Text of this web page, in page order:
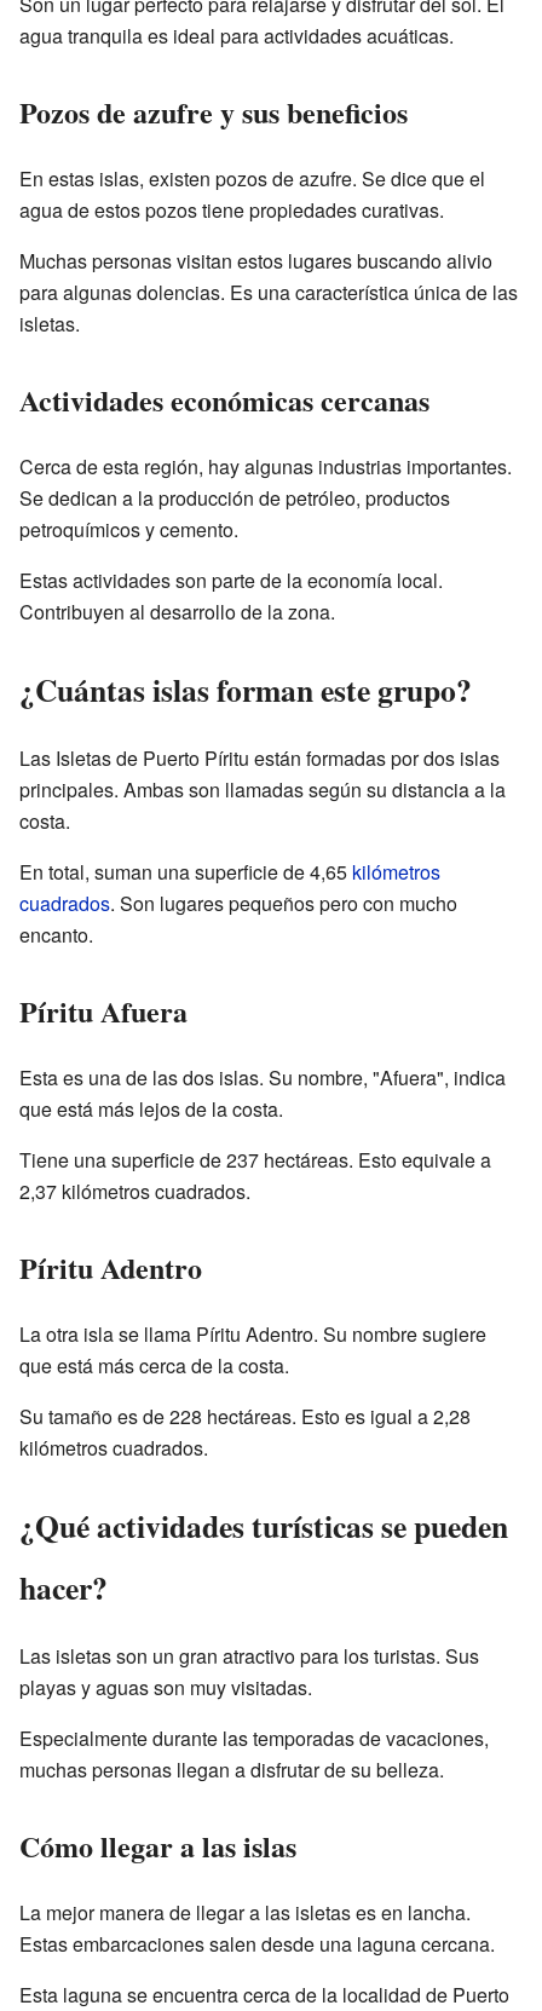
agua tranquila es ideal para actividades acuáticas.
Pozos de azufre y sus beneficios
En estas islas, existen pozos de azufre. Se dice que el
agua de estos pozos tiene propiedades curativas.
Muchas personas visitan estos lugares buscando alivio
para algunas dolencias. Es una característica única de las
isletas.
Actividades económicas cercanas
Cerca de esta región, hay algunas industrias importantes.
Se dedican a la producción de petróleo, productos
petroquímicos y cemento.
Estas actividades son parte de la economía local.
Contribuyen al desarrollo de la zona.
¿Cuántas islas forman este grupo?
Las Isletas de Puerto Píritu están formadas por dos islas
principales. Ambas son llamadas según su distancia a la
costa.
En total, suman una superficie de 4,65 kilómetros
cuadrados. Son lugares pequeños pero con mucho
encanto.
Píritu Afuera
Esta es una de las dos islas. Su nombre, "Afuera", indica
que está más lejos de la costa.
Tiene una superficie de 237 hectáreas. Esto equivale a
2,37 kilómetros cuadrados.
Píritu Adentro
La otra isla se llama Píritu Adentro. Su nombre sugiere
que está más cerca de la costa.
Su tamaño es de 228 hectáreas. Esto es igual a 2,28
kilómetros cuadrados.
¿Qué actividades turísticas se pueden
hacer?
Las isletas son un gran atractivo para los turistas. Sus
playas y aguas son muy visitadas.
Especialmente durante las temporadas de vacaciones,
muchas personas llegan a disfrutar de su belleza.
Cómo llegar a las islas
La mejor manera de llegar a las isletas es en lancha.
Estas embarcaciones salen desde una laguna cercana.
Esta laguna se encuentra cerca de la localidad de Puerto